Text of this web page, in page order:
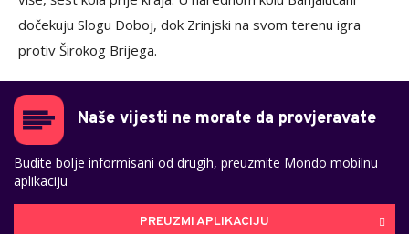
dočekuju Slogu Doboj, dok Zrinjski na svom terenu igra
protiv Širokog Brijega.
Naše vijesti ne morate da provjeravate
Budite bolje informisani od drugih, preuzmite Mondo mobilnu
aplikaciju
PREUZMI APLIKACIJU